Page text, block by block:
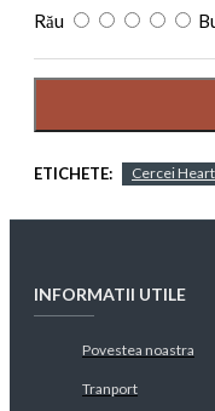
Rău
ETICHETE: Cercei
INFORMATII UTILE
Povestea noastra
Tranport